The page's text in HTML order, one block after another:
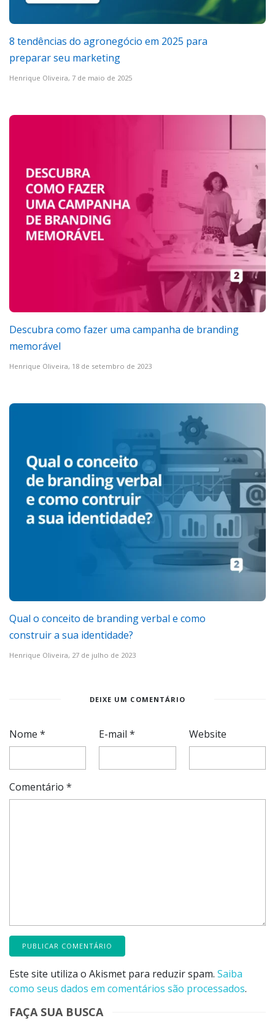
8 tendências do agronegócio em 2025 para
preparar seu marketing
Henrique Oliveira, 7 de maio de 2025
Descubra como fazer uma campanha de branding
memorável
Henrique Oliveira, 18 de setembro de 2023
Qual o conceito de branding verbal e como
construir a sua identidade?
Henrique Oliveira, 27 de julho de 2023
DEIXE UM COMENTÁRIO
Nome * E-mail* Website
Comentário *
Este site utiliza o Akismet para reduzir spam. Saiba
como seus dados em comentários são processados.
FAÇA SUA BUSCA